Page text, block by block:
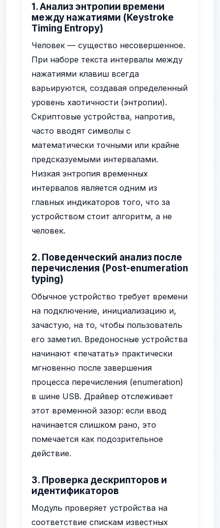
1. Анализ энтропии времени
между нажатиями (Keystroke
Timing Entropy)
Человек — существо несовершенное.
При наборе текста интервалы между
нажатиями клавиш всегда
варьируются, создавая определенный
уровень хаотичности (энтропии).
Скриптовые устройства, напротив,
часто вводят символы с
математически точными или крайне
предсказуемыми интервалами.
Низкая энтропия временных
интервалов является одним из
главных индикаторов того, что за
устройством стоит алгоритм, а не
человек.
2. Поведенческий анализ после
перечисления (Post-enumeration
typing)
Обычное устройство требует времени
на подключение, инициализацию и,
зачастую, на то, чтобы пользователь
его заметил. Вредоносные устройства
начинают «печатать» практически
мгновенно после завершения
процесса перечисления (enumeration)
в шине USB. Драйвер отслеживает
этот временной зазор: если ввод
начинается слишком рано, это
помечается как подозрительное
действие.
3. Проверка дескрипторов и
идентификаторов
Модуль проверяет устройства на
соответствие спискам известных